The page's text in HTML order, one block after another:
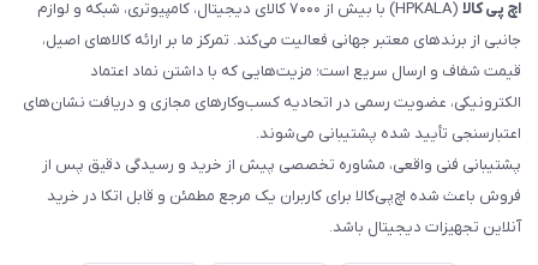
اچ‌ پی‌ کالا
(HPKALA) با بیش از ۷۰۰۰ کالای دیجیتال، کامپیوتری، شبکه و لوازم
جانبی از برندهای معتبر جهانی فعالیت می‌کند. تمرکز ما بر ارائه کالاهای اصیل،
قیمت شفاف و ارسال سریع است؛ مزیت‌هایی که با داشتن نماد اعتماد
الکترونیکی، عضویت رسمی در اتحادیه کسب‌وکارهای مجازی و دریافت نشان‌های
اعتبارسنجی تأیید شده پشتیبانی می‌شوند.
پشتیبانی فنی واقعی، مشاوره تخصصی پیش از خرید و رسیدگی دقیق پس از
فروش باعث شده اچ‌پی‌کالا برای کاربران یک مرجع مطمئن و قابل اتکا در خرید
آنلاین تجهیزات دیجیتال باشد.